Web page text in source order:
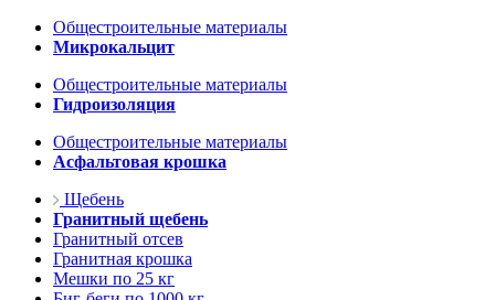
Общестроительные материалы
Микрокальцит
Общестроительные материалы
Гидроизоляция
Общестроительные материалы
Асфальтовая крошка
Щебень
Гранитный щебень
Гранитный отсев
Гранитная крошка
Мешки по 25 кг